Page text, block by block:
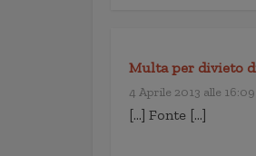
Multa per divieto di
4 Aprile 2013 alle 16:09
[…] Fonte […]